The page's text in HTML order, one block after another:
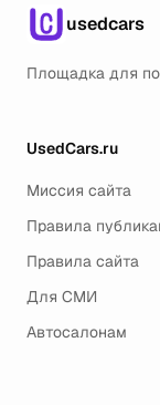
usedcars
Площадка для
UsedCars.ru
Миссия сайта
Правила
Правила сайта
Для СМИ
Автосалонам